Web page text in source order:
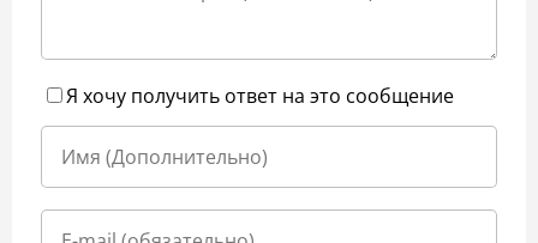
Я хочу получить ответ на это сообщение